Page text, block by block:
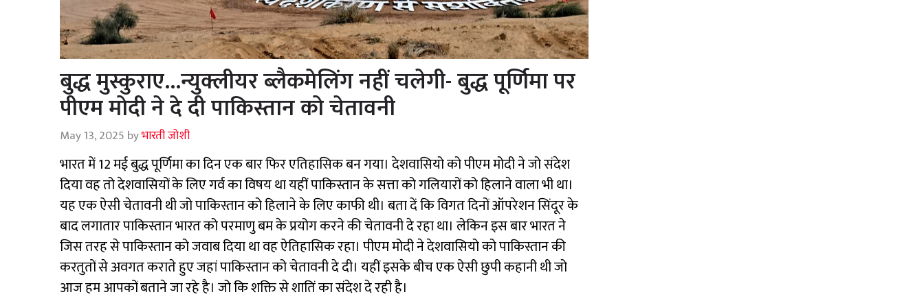
बुद्ध मुस्कुराए…न्युक्लीयर ब्लैकमेलिंग नहीं चलेगी- बुद्ध पूर्णिमा पर
पीएम मोदी ने दे दी पाकिस्तान को चेतावनी
May 13, 2025 byभारती जोशी
भारत में 12 मई बुद्ध पूर्णिमा का दिन एक बार फिर एतिहासिक बन गया। देशवासियो को पीएम मोदी ने जो संदेश
दिया वह तो देशवासियों के लिए गर्व का विषय था यहीं पाकिस्तान के सत्ता को गलियारों को हिलाने वाला भी था।
यह एक ऐसी चेतावनी थी जो पाकिस्तान को हिलाने के लिए काफी थी। बता दें कि विगत दिनों ऑपरेशन सिंदूर के
बाद लगातार पाकिस्तान भारत को परमाणु बम के प्रयोग करने की चेतावनी दे रहा था। लेकिन इस बार भारत ने
जिस तरह से पाकिस्तान को जवाब दिया था वह ऐतिहासिक रहा। पीएम मोदी ने देशवासियो को पाकिस्तान की
करतुतों से अवगत कराते हुए जहां पाकिस्तान को चेतावनी दे दी। यहीं इसके बीच एक ऐसी छुपी कहानी थी जो
आज हम आपकों बताने जा रहे है। जो कि शक्ति से शातिं का संदेश दे रही है।